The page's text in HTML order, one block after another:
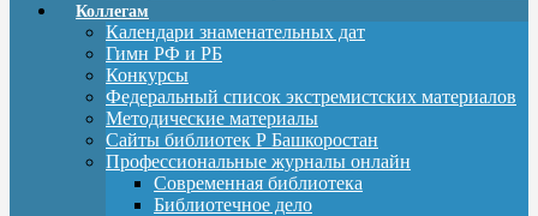
Коллегам
Календари знаменательных дат
Гимн РФ и РБ
Конкурсы
Федеральный список экстремистских материалов
Методические материалы
Сайты библиотек Р Башкоростан
Профессиональные журналы онлайн
Современная библиотека
Библиотечное дело